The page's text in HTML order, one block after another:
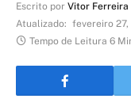
Escrito por Vitor Ferreira
Atualizado: fevereiro 27,
Tempo de Leitura 6